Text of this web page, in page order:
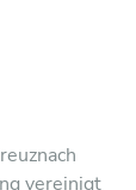
vereinigt